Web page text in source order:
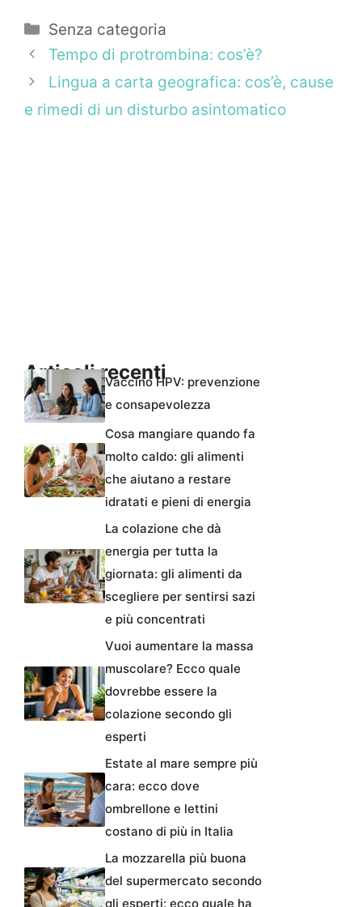
Categorie
Senza categoria
Tempo di protrombina: cos’è?
Lingua a carta geografica: cos’è, cause
e rimedi di un disturbo asintomatico
Articoli recentiVaccino HPV: prevenzione
e consapevolezza
Cosa mangiare quando fa
molto caldo: gli alimenti
che aiutano a restare
idratati e pieni di energia
La colazione che dà
energia per tutta la
giornata: gli alimenti da
scegliere per sentirsi sazi
e più concentrati
Vuoi aumentare la massa
muscolare? Ecco quale
dovrebbe essere la
colazione secondo gli
esperti
Estate al mare sempre più
cara: ecco dove
ombrellone e lettini
costano di più in Italia
La mozzarella più buona
del supermercato secondo
gli esperti: ecco quale ha